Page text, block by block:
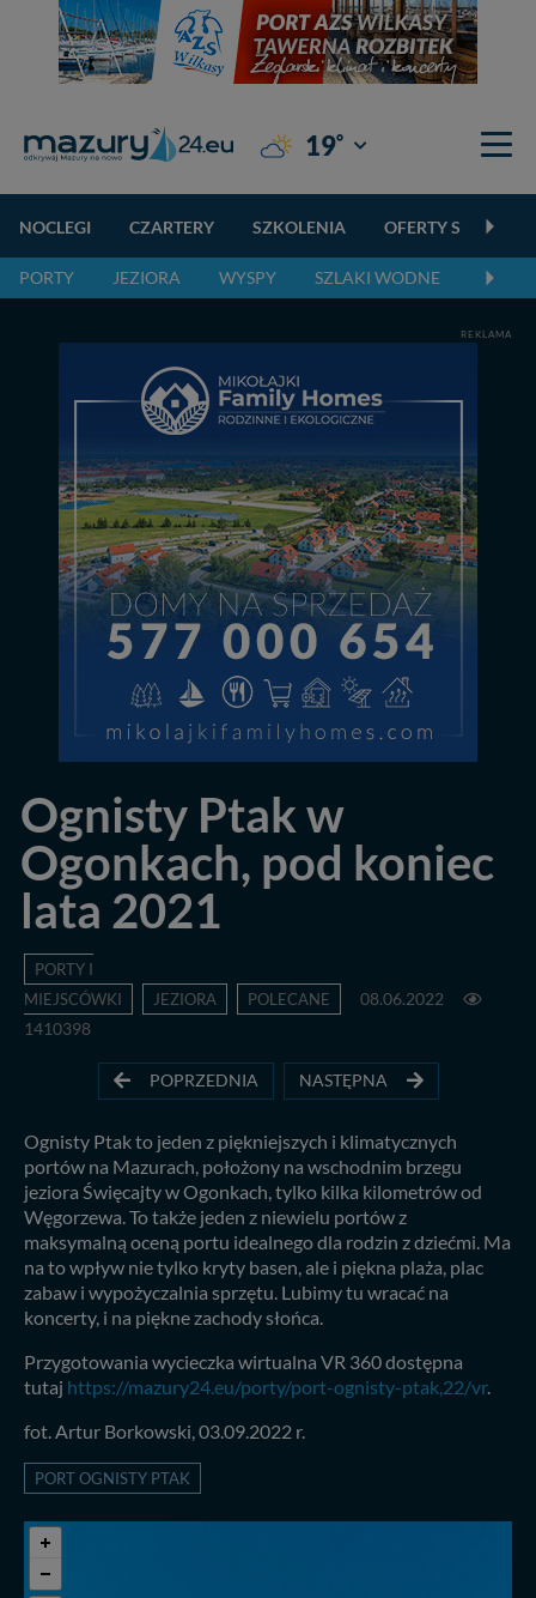
19° Giżycko
NOCLEGI CZARTERY SZKOLENIA OFERTY
PORTY JEZIORA WYSPY SZLAKI WODNE
REKLAMA
Ognisty Ptak w
Ogonkach, pod koniec
lata 2021
PORTY I
MIEJSCÓWKI
JEZIORA POLECANE
08.06.2022
1410398
POPRZEDNIA NASTĘPNA
Ognisty Ptak to jeden z piękniejszych i klimatycznych
portów na Mazurach, położony na wschodnim brzegu
jeziora Święcajty w Ogonkach, tylko kilka kilometrów od
Węgorzewa. To także jeden z niewielu portów z
maksymalną oceną portu idealnego dla rodzin z dziećmi. Ma
na to wpływ nie tylko kryty basen, ale i piękna plaża, plac
zabaw i wypożyczalnia sprzętu. Lubimy tu wracać na
koncerty, i na piękne zachody słońca.
Przygotowania wycieczka wirtualna VR 360 dostępna
tutaj https://mazury24.eu/porty/port-ognisty-ptak,22/vr.
fot. Artur Borkowski, 03.09.2022 r.
PORT OGNISTY PTAK